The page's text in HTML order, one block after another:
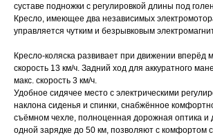
суставе подножки с регулировкой длины под
Кресло, имеющее два независимых
управляется чутким и безрывковым
Кресло-коляска развивает при движении вперёд
скорость 13 км/ч. Задний ход для аккуратного
макс. скорость 3 км/ч.
Удобное сидячее место с электрическими
наклона сиденья и спинки, снабжённое
съёмном чехле, полноценная дорожная оптика и
одной зарядке до 50 км, позволяют с комфортом